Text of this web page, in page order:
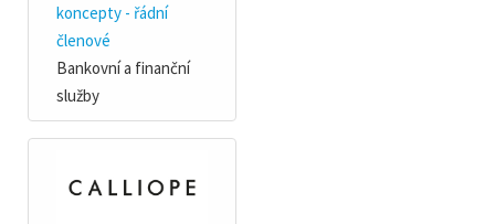
koncepty - řádní
členové
Bankovní a finanční
služby